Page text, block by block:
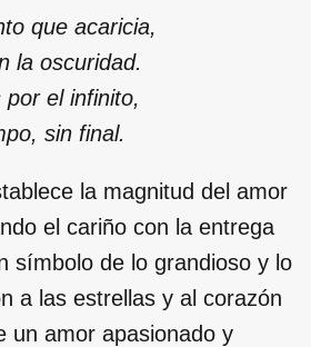
que acaricia,
la oscuridad.
el infinito,
sin final.
la magnitud del amor
el cariño con la entrega
símbolo de lo grandioso y lo
a las estrellas y al corazón
un amor apasionado y